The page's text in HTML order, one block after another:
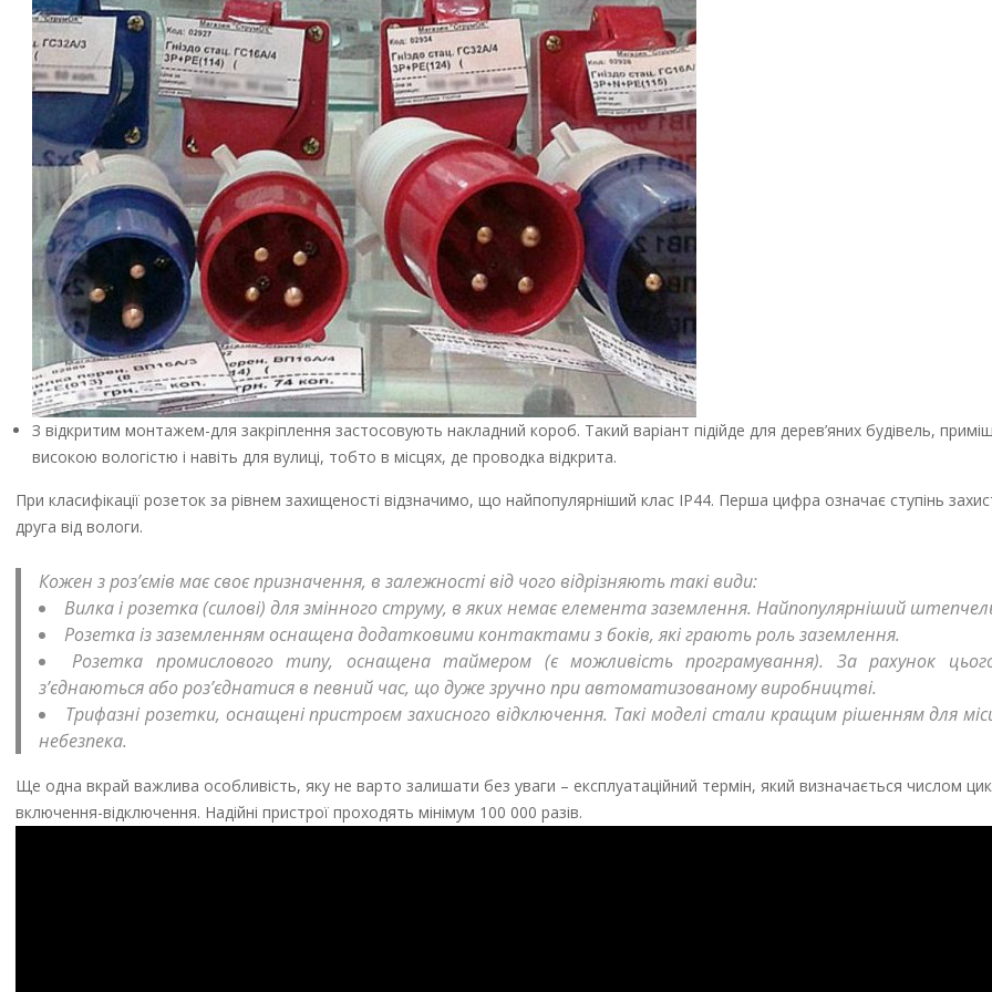
З відкритим монтажем-для закріплення застосовують накладний короб. Такий варіант підійде для дерев’яних будівель,
високою вологістю і навіть для вулиці, тобто в місцях, де проводка відкрита.
При класифікації розеток за рівнем захищеності відзначимо, що найпопулярніший клас ІР44. Перша цифра означає ступінь
друга від вологи.
Кожен з роз’ємів має своє призначення, в залежності від чого відрізняють такі види:
Вилка і розетка (силові) для змінного струму, в яких немає елемента заземлення. Найпопулярніший
Розетка із заземленням оснащена додатковими контактами з боків, які грають роль заземлення.
Розетка промислового типу, оснащена таймером (є можливість програмування). За рахунок
з’єднаються або роз’єднатися в певний час, що дуже зручно при автоматизованому виробництві.
Трифазні розетки, оснащені пристроєм захисного відключення. Такі моделі стали кращим рішенням для
небезпека.
Ще одна вкрай важлива особливість, яку не варто залишати без уваги – експлуатаційний термін, який визначається числом
включення-відключення. Надійні пристрої проходять мінімум 100 000 разів.